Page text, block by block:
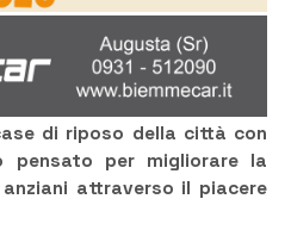
di riposo della città con
pensato per migliorare la
attraverso il piacere